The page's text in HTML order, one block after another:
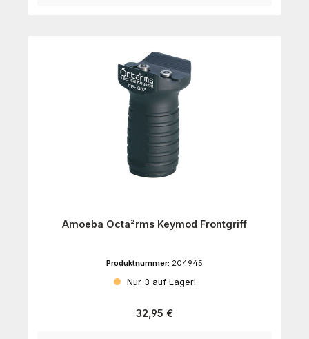
Amoeba Octa²rms Keymod Frontgriff
Produktnummer: 204945
Nur 3 auf Lager!
Regulärer Preis:
32,95 €